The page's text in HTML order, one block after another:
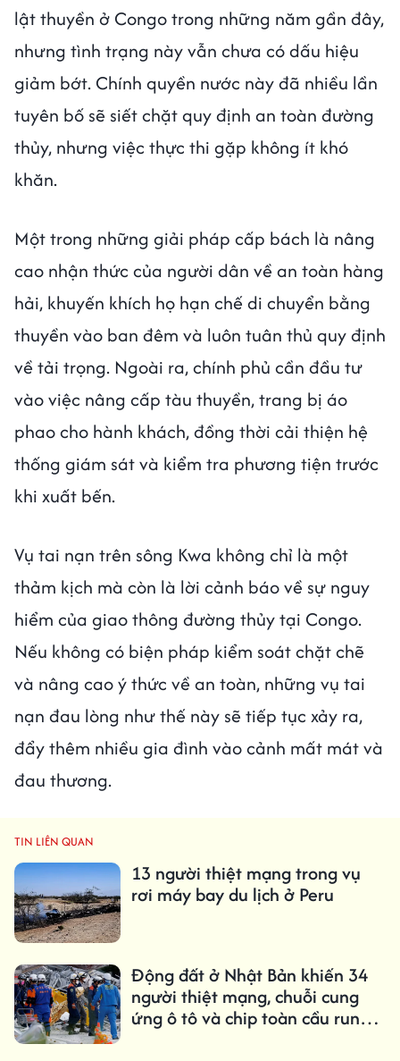
lật thuyền ở Congo trong những năm gần đây,
nhưng tình trạng này vẫn chưa có dấu hiệu
giảm bớt. Chính quyền nước này đã nhiều lần
tuyên bố sẽ siết chặt quy định an toàn đường
thủy, nhưng việc thực thi gặp không ít khó
khăn.
Một trong những giải pháp cấp bách là nâng
cao nhận thức của người dân về an toàn hàng
hải, khuyến khích họ hạn chế di chuyển bằng
thuyền vào ban đêm và luôn tuân thủ quy định
về tải trọng. Ngoài ra, chính phủ cần đầu tư
vào việc nâng cấp tàu thuyền, trang bị áo
phao cho hành khách, đồng thời cải thiện hệ
thống giám sát và kiểm tra phương tiện trước
khi xuất bến.
Vụ tai nạn trên sông Kwa không chỉ là một
thảm kịch mà còn là lời cảnh báo về sự nguy
hiểm của giao thông đường thủy tại Congo.
Nếu không có biện pháp kiểm soát chặt chẽ
và nâng cao ý thức về an toàn, những vụ tai
nạn đau lòng như thế này sẽ tiếp tục xảy ra,
đẩy thêm nhiều gia đình vào cảnh mất mát và
đau thương.
TIN LIÊN QUAN
13 người thiệt mạng trong vụ
rơi máy bay du lịch ở Peru
Động đất ở Nhật Bản khiến 34
người thiệt mạng, chuỗi cung
ứng ô tô và chip toàn cầu rung